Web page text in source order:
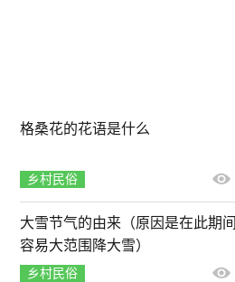
格桑花的花语是什么
乡村民俗
大雪节气的由来（原因是在此期间
容易大范围降大雪）
乡村民俗